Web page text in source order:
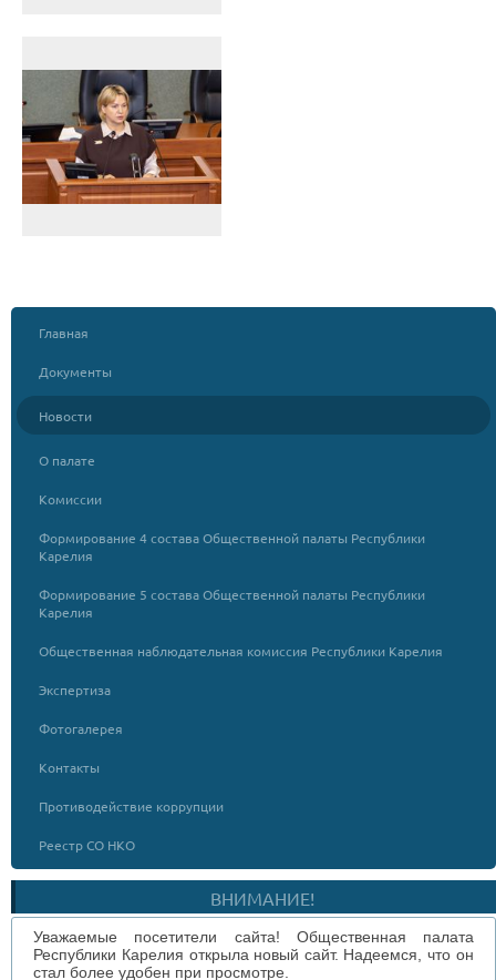
Главная
Документы
Новости
О палате
Комиссии
Формирование 4 состава Общественной палаты Республики
Карелия
Формирование 5 состава Общественной палаты Республики
Карелия
Общественная наблюдательная комиссия Республики Карелия
Экспертиза
Фотогалерея
Контакты
Противодействие коррупции
Реестр СО НКО
ВНИМАНИЕ!
Уважаемые посетители сайта! Общественная палата
Республики Карелия открыла новый сайт. Надеемся, что он
стал более удобен при просмотре.